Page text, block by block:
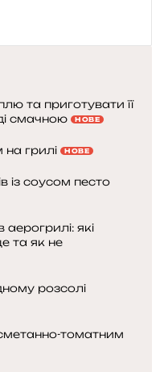
та приготувати її
смачною
НОВЕ
на грилі НОВЕ
із соусом песто
які
та як не
розсолі
сметанно-томатним